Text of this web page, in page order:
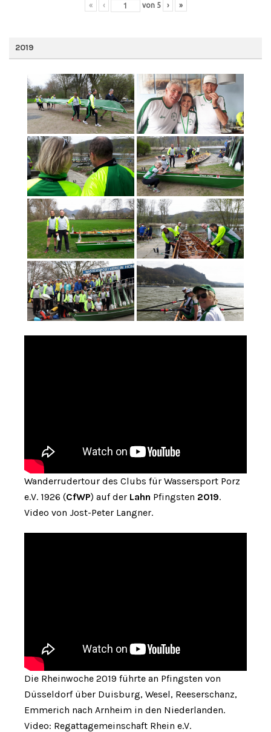
« ‹ von 5 › »
2019
Wanderrudertour des Clubs für Wassersport Porz
e.V. 1926 (CfWP) auf der Lahn Pfingsten 2019.
Video von Jost-Peter Langner.
Die Rheinwoche 2019 führte an Pfingsten von
Düsseldorf über Duisburg, Wesel, Reeserschanz,
Emmerich nach Arnheim in den Niederlanden.
Video: Regattagemeinschaft Rhein e.V.